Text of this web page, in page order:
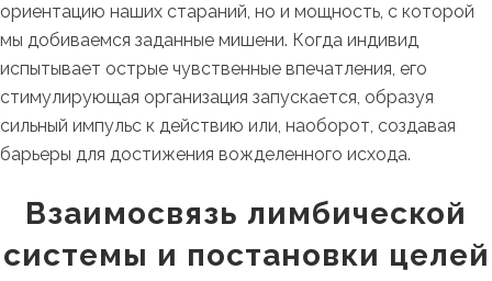
ориентацию наших стараний, но и мощность, с которой
мы добиваемся заданные мишени. Когда индивид
испытывает острые чувственные впечатления, его
стимулирующая организация запускается, образуя
сильный импульс к действию или, наоборот, создавая
барьеры для достижения вожделенного исхода.
Взаимосвязь лимбической
системы и постановки целей